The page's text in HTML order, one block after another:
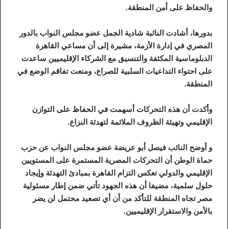
والحفاظ على أمن المنطقة.
بدورها، أشادت النائبة شادية الجمل عضو مجلس النواب بالدور
المصري في إدارة الأزمة، مشيرة إلى أن مساعي القاهرة
الدبلوماسية المكثفة والتنسيق مع الشركاء الإقليميين ساعدت
على احتواء التداعيات السلبية للصراع، ومنعت تفاقم الوضع في
المنطقة.
وأكدت أن هذه التحركات أسهمت في الحفاظ على التوازن
الإقليمي وتهيئة الظروف الملائمة لتهدئة النزاع.
و أوضح النائب فيصل أبو عريضة عضو مجلس النواب عن حزب
حماة الوطن أن التحركات المصرية المستمرة على المستويين
الإقليمي والدولي تعكس التزام القاهرة بمبادئ التهدئة وإيجاد
حلول سلمية، مضيفا أن هذه الجهود تأتي ضمن إطار مسئولية
مصر تجاه المنطقة للتأكد من أن أي تصعيد محتمل لن يضر
بالأمن والاستقرار الإقليميين.